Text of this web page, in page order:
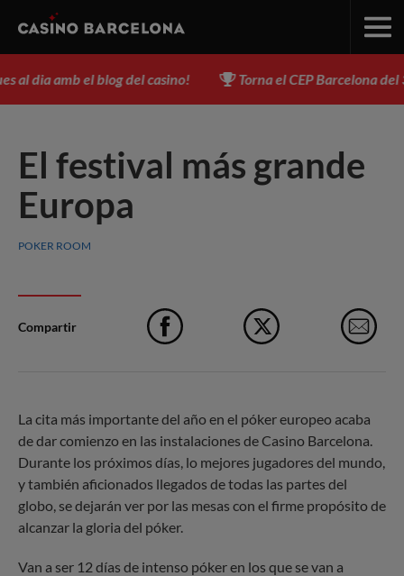
dia amb el blog del casino! Torna el CEP Barcelona del 3
El festival más grande
Europa
POKER ROOM
Compartir
Facebook
La cita más importante del año en el póker europeo acaba
de dar comienzo en las instalaciones de Casino Barcelona.
Durante los próximos días, lo mejores jugadores del mundo,
y también aficionados llegados de todas las partes del
globo, se dejarán ver por las mesas con el firme propósito de
alcanzar la gloria del póker.
Van a ser 12 días de intenso póker en los que se van a